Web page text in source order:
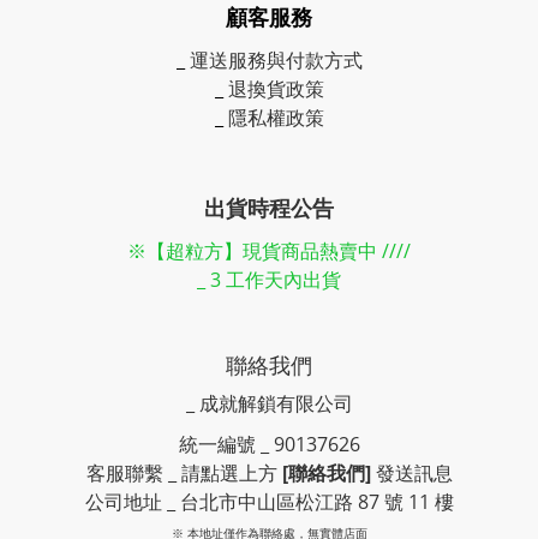
顧客服務
運送服務與付款方式
退換貨政策
隱私權政策
出貨時程公告
※【超粒方】現貨商品熱賣中 ////
_ 3 工作天內出貨
聯絡我們
_ 成就解鎖有限公司
統一編號 _ 90137626
客服聯繫 _ 請點選上方 [聯絡我們]發送訊息
公司地址 _ 台北市中山區松江路 87 號 11 樓
※ 本地址僅作為聯絡處，無實體店面